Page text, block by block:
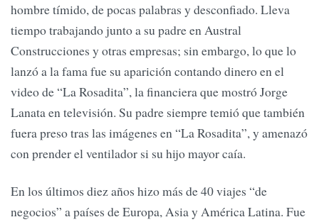
hombre tímido, de pocas palabras y desconfiado. Lleva
tiempo trabajando junto a su padre en Austral
Construcciones y otras empresas; sin embargo, lo que lo
lanzó a la fama fue su aparición contando dinero en el
video de “La Rosadita”, la financiera que mostró Jorge
Lanata en televisión. Su padre siempre temió que también
fuera preso tras las imágenes en “La Rosadita”, y amenazó
con prender el ventilador si su hijo mayor caía.
En los últimos diez años hizo más de 40 viajes “de
negocios” a países de Europa, Asia y América Latina. Fue